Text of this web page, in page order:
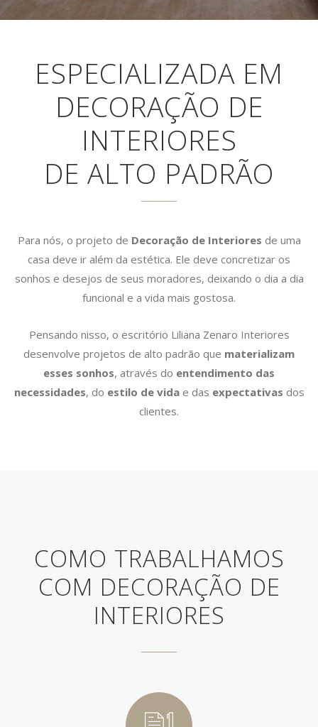
ESPECIALIZADA EM
DECORAÇÃO DE
INTERIORES
DE ALTO PADRÃO
Para nós, o projeto de Decoração de Interiores de uma
casa deve ir além da estética. Ele deve concretizar os
sonhos e desejos de seus moradores, deixando o dia a dia
funcional e a vida mais gostosa.
Pensando nisso, o escritório Liliana Zenaro Interiores
desenvolve projetos de alto padrão que materializam
esses sonhos, através do entendimento das
necessidades, do estilo de vidae das expectativas dos
clientes.
COMO TRABALHAMOS
COM DECORAÇÃO DE
INTERIORES